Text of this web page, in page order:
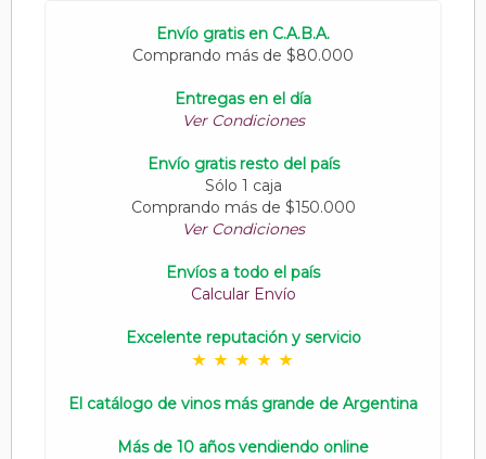
Envío gratis en C.A.B.A.
Comprando más de $80.000
Entregas en el día
Ver Condiciones
Envío gratis resto del país
Sólo 1 caja
Comprando más de $150.000
Ver Condiciones
Envíos a todo el país
Calcular Envío
Excelente reputación y servicio
El catálogo de vinos más grande de Argentina
Más de 10 años vendiendo online